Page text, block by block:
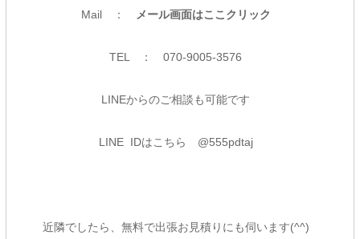
Mail ： メール画面はここクリック
TEL ： 070-9005-3576
LINEからのご相談も可能です
LINE IDはこちら @555pdtaj
近隣でしたら、無料で出張お見積りにも伺います(^^)